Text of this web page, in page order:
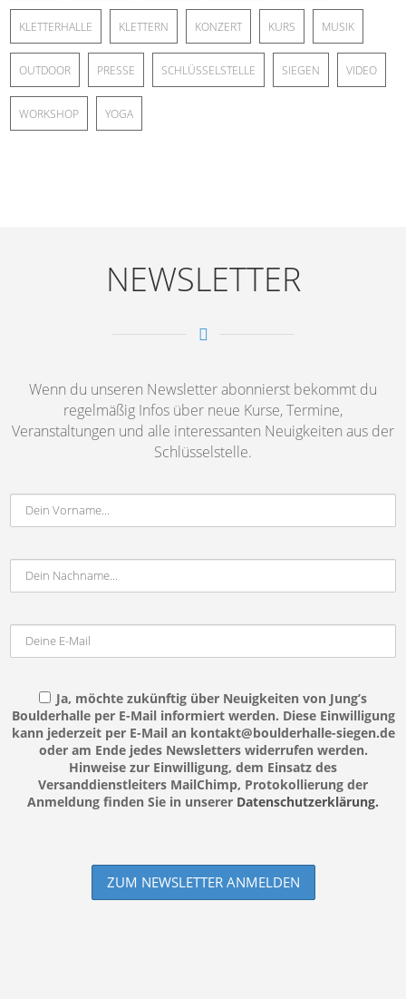
KLETTERHALLE KLETTERN KONZERT KURS MUSIK
OUTDOOR PRESSE SCHLÜSSELSTELLE SIEGEN VIDEO
WORKSHOP YOGA
NEWSLETTER
Wenn du unseren Newsletter abonnierst bekommt du
regelmäßig Infos über neue Kurse, Termine,
Veranstaltungen und alle interessanten Neuigkeiten aus der
Schlüsselstelle.
Ja, möchte zukünftig über Neuigkeiten von Jung’s
Boulderhalle per E-Mail informiert werden. Diese Einwilligung
kann jederzeit per E-Mail an kontakt@boulderhalle-siegen.de
oder am Ende jedes Newsletters widerrufen werden.
Hinweise zur Einwilligung, dem Einsatz des
Versanddienstleiters MailChimp, Protokollierung der
Anmeldung finden Sie in unserer Datenschutzerklärung.